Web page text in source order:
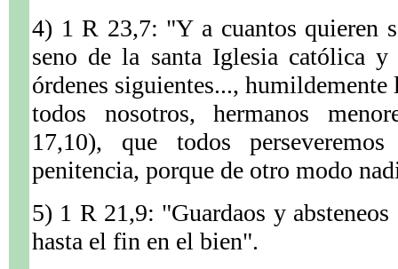
4) 1 R 23,7: "Y a cuantos quieren
seno de la santa Iglesia católica
órdenes siguientes...,
todos nosotros, hermanos
17,10), que todos
penitencia, porque de otro modo
5) 1 R 21,9: "Guardaos y
hasta el fin en el bien".